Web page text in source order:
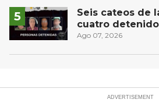
Seis cateos de
cuatro
dosis
Ago 07, 2026